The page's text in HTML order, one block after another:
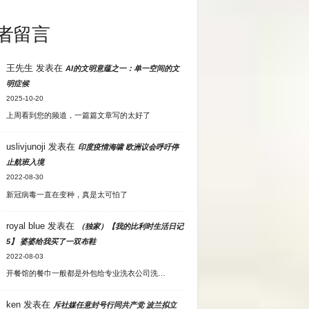
留言
王先生 发表在 AI的文明意蕴之一：单一空间的文
明症候
2025-10-20
上周看到您的频道，一篇篇文章写的太好了
uslivjunoji 发表在 印度疫情海啸 欧洲议会呼吁停
止航班入境
2022-08-30
新冠病毒一直在变种，真是太可怕了
royal blue发表在
（独家）【我的比利时生活日记
5】 婆婆给我买了一双布鞋
2022-08-03
开餐馆的餐巾一般都是外包给专业洗衣公司洗…
ken发表在 斥社媒任意封号行同共产党 波兰拟立